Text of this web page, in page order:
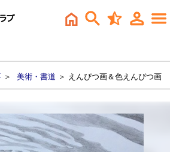
＞ 美術・書道 ＞ えんぴつ画＆色えんぴつ画